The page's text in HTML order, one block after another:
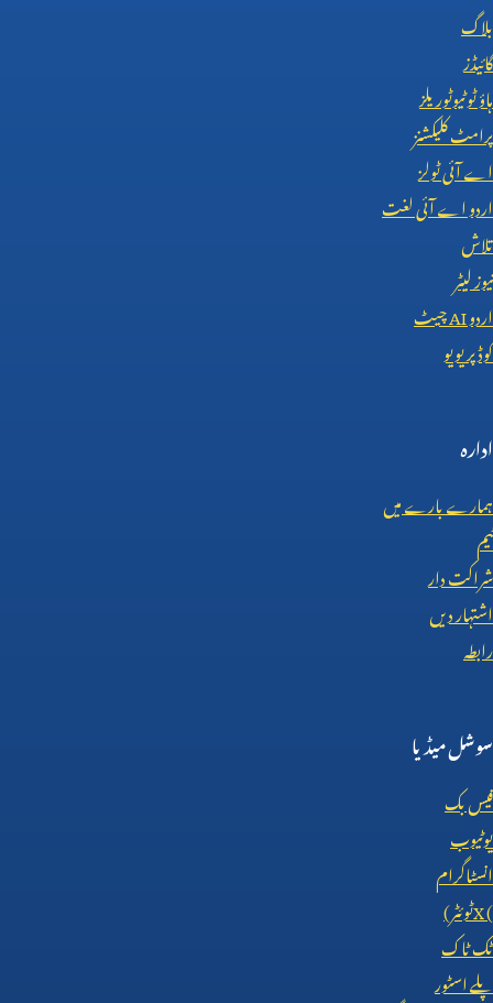
بلاگ
گائیڈز
ہاؤ ٹو ٹیوٹوریلز
پرامٹ کلیکشنز
اے آئی ٹولز
اردو اے آئی لغت
تلاش
نیوز لیٹر
اردوAIچیٹ
کوڈ پریویو
ادارہ
ہمارے بارے میں
ٹیم
شراکت دار
اشتہار دیں
رابطہ
سوشل میڈیا
فیس بک
یوٹیوب
انسٹاگرام
X (ٹوئٹر)
ٹک ٹاک
پلے اسٹور